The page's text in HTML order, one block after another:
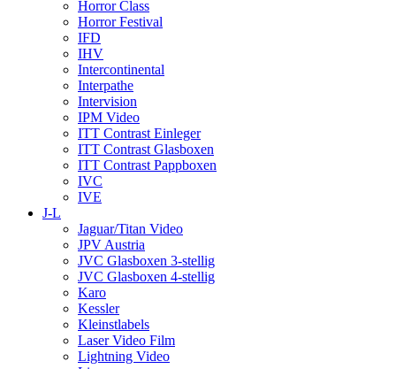
Horror Class
Horror Festival
IFD
IHV
Intercontinental
Interpathe
Intervision
IPM Video
ITT Contrast Einleger
ITT Contrast Glasboxen
ITT Contrast Pappboxen
IVC
IVE
J-L
Jaguar/Titan Video
JPV Austria
JVC Glasboxen 3-stellig
JVC Glasboxen 4-stellig
Karo
Kessler
Kleinstlabels
Laser Video Film
Lightning Video